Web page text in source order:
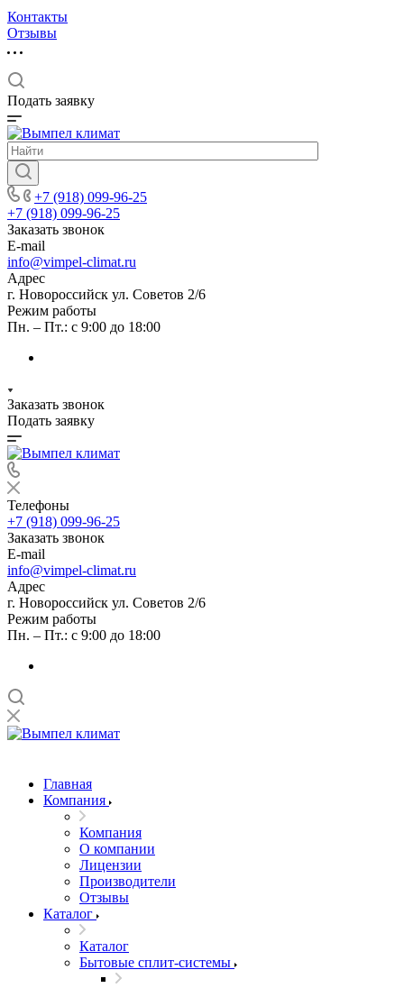
Контакты
Отзывы
Подать заявку
+7 (918) 099-96-25
+7 (918) 099-96-25
Заказать звонок
E-mail
info@vimpel-climat.ru
Адрес
г. Новороссийск ул. Советов 2/6
Режим работы
Пн. – Пт.: с 9:00 до 18:00
Заказать звонок
Подать заявку
Телефоны
+7 (918) 099-96-25
Заказать звонок
E-mail
info@vimpel-climat.ru
Адрес
г. Новороссийск ул. Советов 2/6
Режим работы
Пн. – Пт.: с 9:00 до 18:00
Главная
Компания
Компания
О компании
Лицензии
Производители
Отзывы
Каталог
Каталог
Бытовые сплит-системы